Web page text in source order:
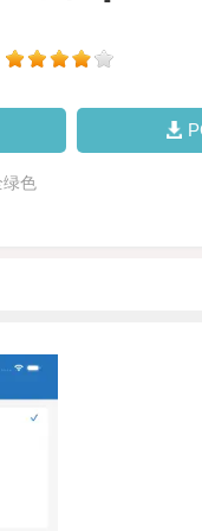
色